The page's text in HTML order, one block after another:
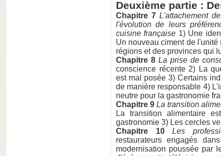
Deuxième partie :
Chapitre 7 L'attachement
l'évolution de leurs
cuisine française 1) Une
Un nouveau ciment de
régions et des provinces qui
Chapitre 8 La prise de
conscience récente 2) La
est mal posée 3) Certains
de manière responsable 4)
neutre pour la gastronomie
Chapitre 9 La transition
La transition alimentaire
gastronomie 3) Les cercles
Chapitre 10
Les
restaurateurs engagés
modernisation poussée par